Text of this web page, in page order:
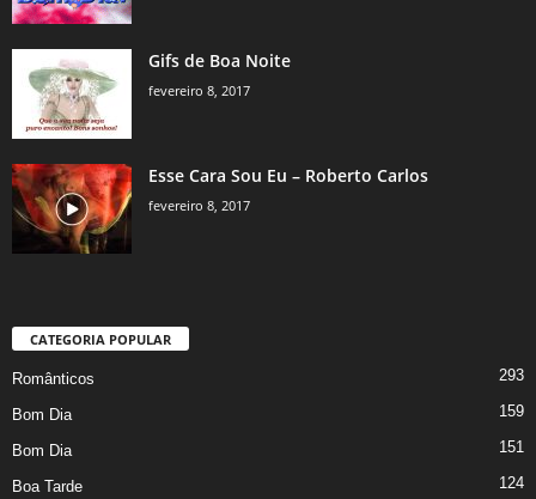
Gifs de Boa Noite
fevereiro 8, 2017
Esse Cara Sou Eu – Roberto Carlos
fevereiro 8, 2017
CATEGORIA POPULAR
Românticos 293
Bom Dia 159
Bom Dia 151
Boa Tarde 124